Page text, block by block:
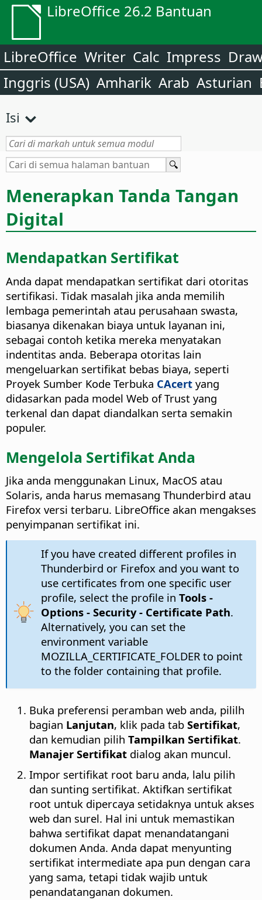
LibreOffice 26.2 Bantuan
LibreOffice Writer Calc Impress
Inggris (USA) Amharik Arab Asturian
Isi
Menerapkan Tanda Tangan
Digital
Mendapatkan Sertifikat
Anda dapat mendapatkan sertifikat dari otoritas
sertifikasi. Tidak masalah jika anda memilih
lembaga pemerintah atau perusahaan swasta,
biasanya dikenakan biaya untuk layanan ini,
sebagai contoh ketika mereka menyatakan
indentitas anda. Beberapa otoritas lain
mengeluarkan sertifikat bebas biaya, seperti
Proyek Sumber Kode Terbuka CAcert yang
didasarkan pada model Web of Trust yang
terkenal dan dapat diandalkan serta semakin
populer.
Mengelola Sertifikat Anda
Jika anda menggunakan Linux, MacOS atau
Solaris, anda harus memasang Thunderbird atau
Firefox versi terbaru. LibreOffice akan mengakses
penyimpanan sertifikat ini.
If you have created different profiles in
Thunderbird or Firefox and you want to
use certificates from one specific user
profile, select the profile in Tools -
Options- Security - Certificate Path.
Alternatively, you can set the
environment variable
MOZILLA_CERTIFICATE_FOLDER to point
to the folder containing that profile.
Buka preferensi peramban web anda, pililh
bagian Lanjutan, klik pada tab Sertifikat,
dan kemudian pilih Tampilkan Sertifikat.
Manajer Sertifikat dialog akan muncul.
Impor sertifikat root baru anda, lalu pilih
dan sunting sertifikat. Aktifkan sertifikat
root untuk dipercaya setidaknya untuk akses
web dan surel. Hal ini untuk memastikan
bahwa sertifikat dapat menandatangani
dokumen Anda. Anda dapat menyunting
sertifikat intermediate apa pun dengan cara
yang sama, tetapi tidak wajib untuk
penandatanganan dokumen.